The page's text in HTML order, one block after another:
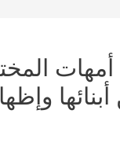
أمهات